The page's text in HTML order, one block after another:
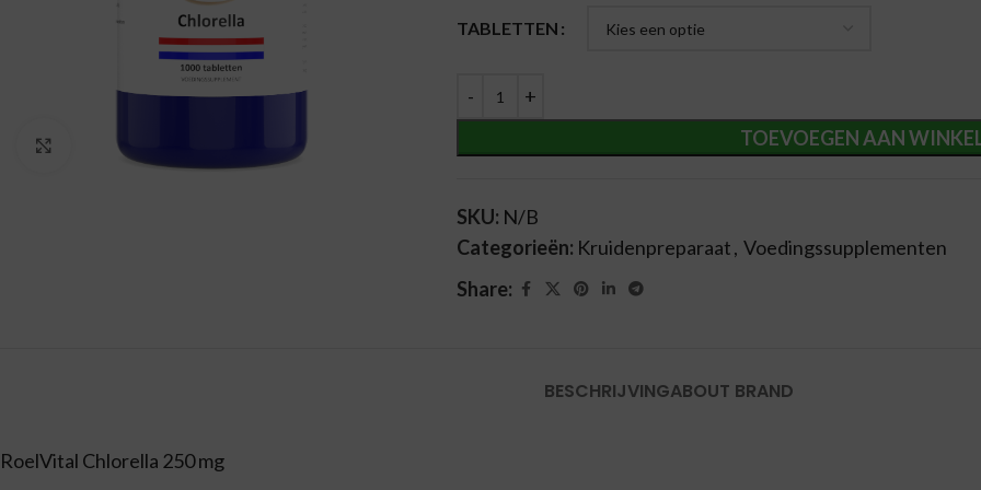
Vergroten
TABLETTEN
TOEVOEGEN AAN
Alternative:
SKU: N/B
Categorieën: Kruidenpreparaat, Voedingssupplementen
Share:
BESCHRIJVINGABOUT BRAND
RoelVital Chlorella 250 mg